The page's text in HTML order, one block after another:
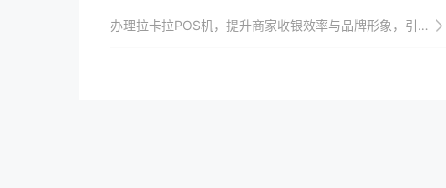
办理拉卡拉POS机，提升商家收银效率与品牌形象，引领智能收银新时代